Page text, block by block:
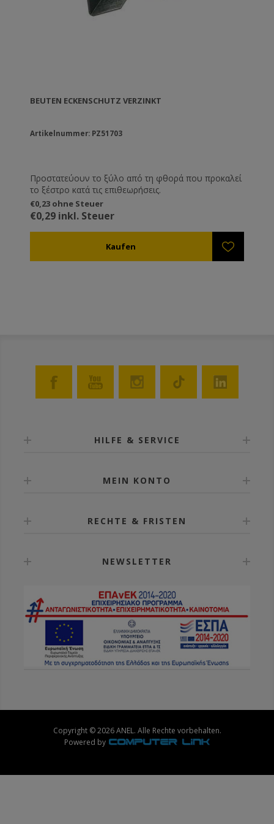
BEUTEN ECKENSCHUTZ VERZINKT
Artikelnummer: PZ51703
Προστατεύουν το ξύλο από τη φθορά που προκαλεί
το ξέστρο κατά τις επιθεωρήσεις.
€0,23 ohne Steuer
€0,29 inkl. Steuer
HILFE & SERVICE
MEIN KONTO
RECHTE & FRISTEN
NEWSLETTER
Copyright © 2026 ANEL. Alle Rechte vorbehalten.
Powered by